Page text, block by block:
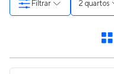
2 quartos
Filtrar